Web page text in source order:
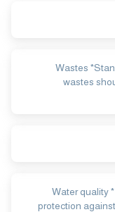
Wastes
wastes
Water quality
protection